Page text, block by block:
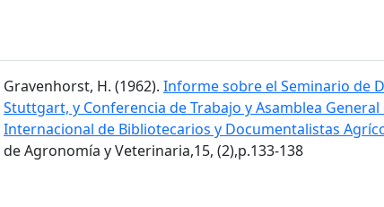
Gravenhorst, H. (1962). Informe sobre el Seminario de
Stuttgart, y Conferencia de Trabajo y Asamblea General
Internacional de Bibliotecarios y Documentalistas
de Agronomía y Veterinaria,15, (2),p.133-138